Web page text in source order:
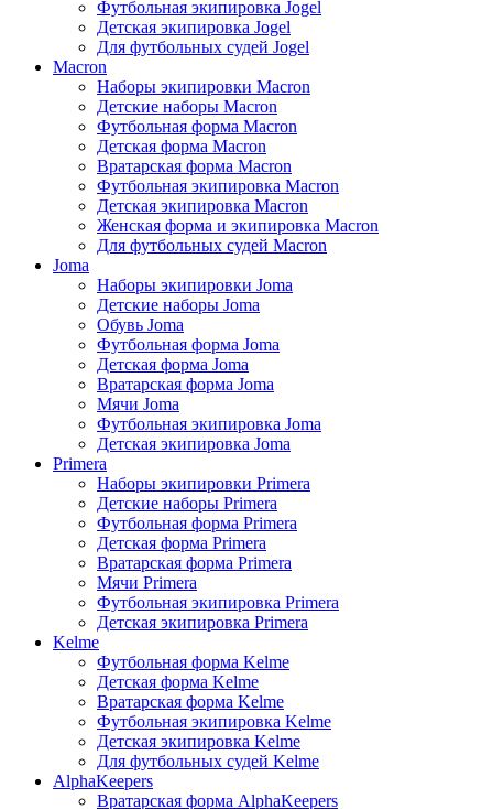
Футбольная экипировка Jogel
Детская экипировка Jogel
Для футбольных судей Jogel
Macron
Наборы экипировки Macron
Детские наборы Macron
Футбольная форма Macron
Детская форма Macron
Вратарская форма Macron
Футбольная экипировка Macron
Детская экипировка Macron
Женская форма и экипировка Macron
Для футбольных судей Macron
Joma
Наборы экипировки Joma
Детские наборы Joma
Обувь Joma
Футбольная форма Joma
Детская форма Joma
Вратарская форма Joma
Мячи Joma
Футбольная экипировка Joma
Детская экипировка Joma
Primera
Наборы экипировки Primera
Детские наборы Primera
Футбольная форма Primera
Детская форма Primera
Вратарская форма Primera
Мячи Primera
Футбольная экипировка Primera
Детская экипировка Primera
Kelme
Футбольная форма Kelme
Детская форма Kelme
Вратарская форма Kelme
Футбольная экипировка Kelme
Детская экипировка Kelme
Для футбольных судей Kelme
AlphaKeepers
Вратарская форма AlphaKeepers